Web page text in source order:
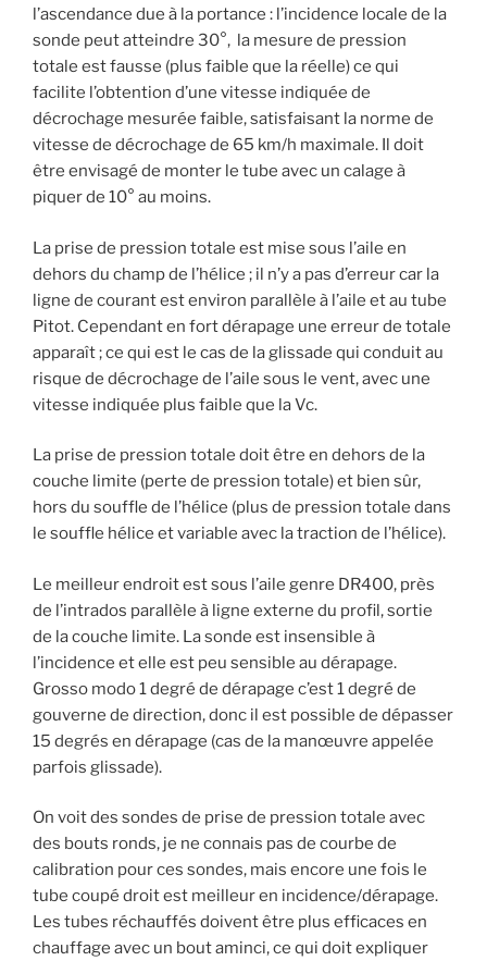
l’ascendance due à la portance : l’incidence locale de la
sonde peut atteindre 30°, la mesure de pression
totale est fausse (plus faible que la réelle) ce qui
facilite l’obtention d’une vitesse indiquée de
décrochage mesurée faible, satisfaisant la norme de
vitesse de décrochage de 65 km/h maximale. Il doit
être envisagé de monter le tube avec un calage à
piquer de 10° au moins.
La prise de pression totale est mise sous l’aile en
dehors du champ de l’hélice ; il n’y a pas d’erreur car la
ligne de courant est environ parallèle à l’aile et au tube
Pitot. Cependant en fort dérapage une erreur de totale
apparaît ; ce qui est le cas de la glissade qui conduit au
risque de décrochage de l’aile sous le vent, avec une
vitesse indiquée plus faible que la Vc.
La prise de pression totale doit être en dehors de la
couche limite (perte de pression totale) et bien sûr,
hors du souffle de l’hélice (plus de pression totale dans
le souffle hélice et variable avec la traction de l’hélice).
Le meilleur endroit est sous l’aile genre DR400, près
de l’intrados parallèle à ligne externe du profil, sortie
de la couche limite. La sonde est insensible à
l’incidence et elle est peu sensible au dérapage.
Grosso modo 1 degré de dérapage c’est 1 degré de
gouverne de direction, donc il est possible de dépasser
15 degrés en dérapage (cas de la manœuvre appelée
parfois glissade).
On voit des sondes de prise de pression totale avec
des bouts ronds, je ne connais pas de courbe de
calibration pour ces sondes, mais encore une fois le
tube coupé droit est meilleur en incidence/dérapage.
Les tubes réchauffés doivent être plus efficaces en
chauffage avec un bout aminci, ce qui doit expliquer